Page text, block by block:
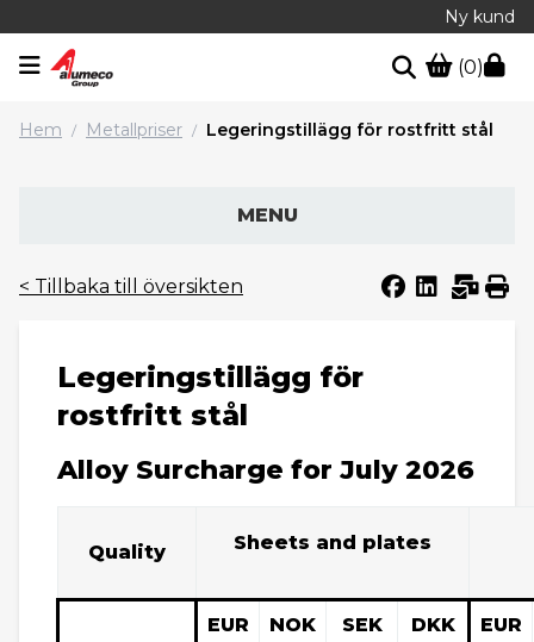
Ny kund
(0)
Hem / Metallpriser / Legeringstillägg för rostfritt stål
MENU
< Tillbaka till översikten
Legeringstillägg för
rostfritt stål
Alloy Surcharge for July 2026
Quality Sheets and plates
EUR NOK SEK DKK EUR